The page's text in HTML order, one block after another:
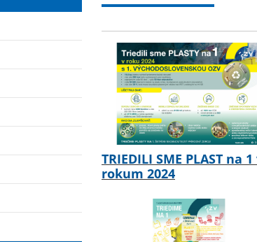
TRIEDILI SME PLAST na 1
rokum 2024